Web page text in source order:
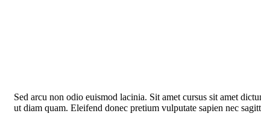
Sed arcu non odio euismod lacinia. Sit amet cursus sit amet
ut diam quam. Eleifend donec pretium vulputate sapien nec